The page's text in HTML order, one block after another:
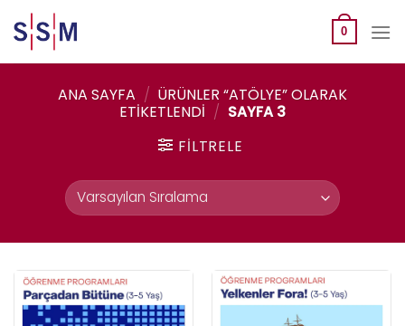
to
content
0
ANA SAYFA / ÜRÜNLER “ATÖLYE” OLARAK
ETIKETLENDI / SAYFA 3
FILTRELE